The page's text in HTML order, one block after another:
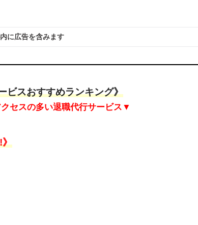
に広告を含みます
ビスおすすめランキング》
セスの多い退職代行サービス▼
》